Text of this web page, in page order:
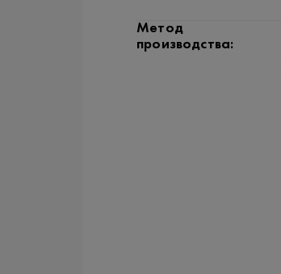
Метод
производства: